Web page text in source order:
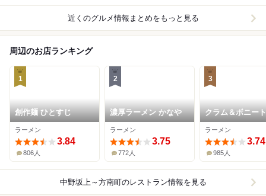
近くのグルメ情報まとめをもっと見る
周辺のお店ランキング
1
創作麺 ひとすじ
ラーメン
3.84
806人
2
濃厚ラーメン かなや
ラーメン
3.75
772人
3
クラム＆ボニー
節麺ライク
ラーメン
3.74
985人
中野坂上～方南町のレストラン情報を見る